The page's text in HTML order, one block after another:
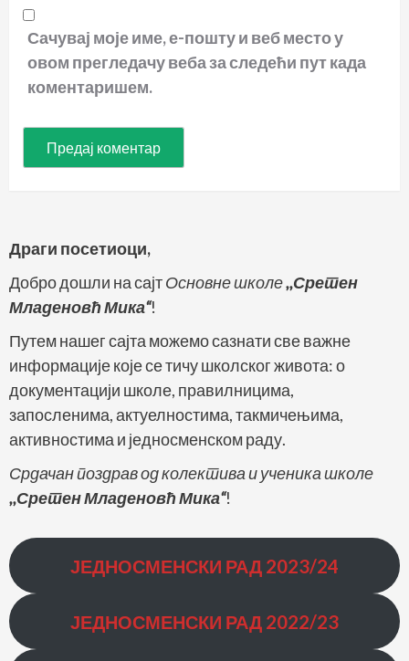
Сачувај моје име, е-пошту и веб место у
овом прегледачу веба за следећи пут када
коментаришем.
Драги посетиоци,
Добро дошли на сајтОсновне школе,,Сретен
Младеновћ Мика“!
Путем нашег сајта можемо сазнати све важне
информације које се тичу школског живота: о
документацији школе, правилницима,
запосленима, актуелностима, такмичењима,
активностима и једносменском раду.
Срдачан поздрав од колектива и ученика школе
,,Сретен Младеновћ Мика“!
ЈЕДНОСМЕНСКИ РАД 2023/24
ЈЕДНОСМЕНСКИ РАД 2022/23